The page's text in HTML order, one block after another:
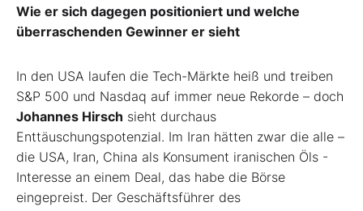
Wie er sich dagegen positioniert und welche
überraschenden Gewinner er sieht
In den USA laufen die Tech-Märkte heiß und treiben
S&P 500 und Nasdaq auf immer neue Rekorde – doch
Johannes Hirsch sieht durchaus
Enttäuschungspotenzial. Im Iran hätten zwar die alle –
die USA, Iran, China als Konsument iranischen Öls -
Interesse an einem Deal, das habe die Börse
eingepreist. Der Geschäftsführer des